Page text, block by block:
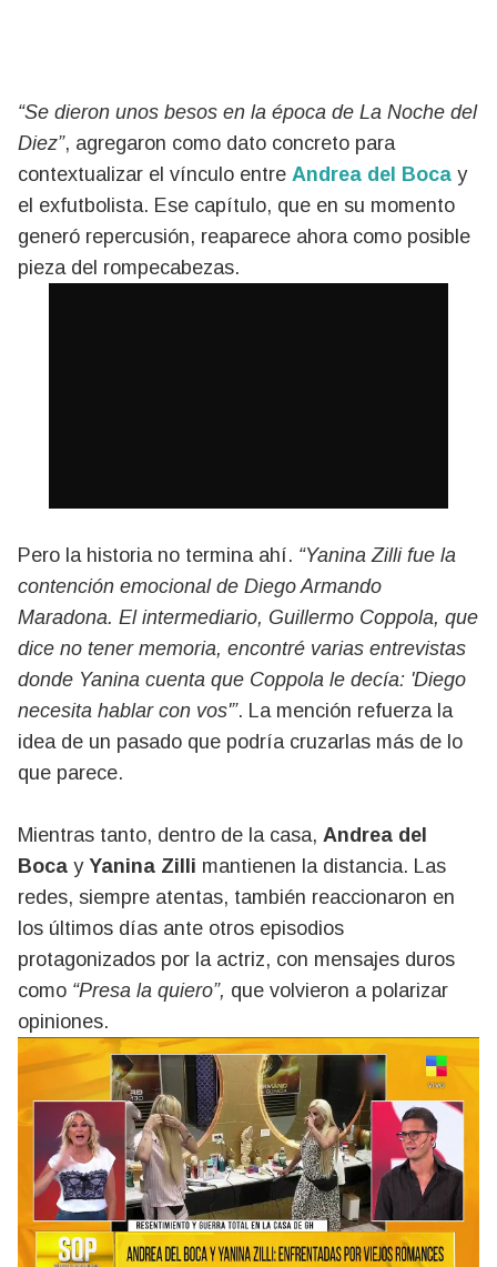
“Se dieron unos besos en la época de La Noche del
Diez”, agregaron como dato concreto para
contextualizar el vínculo entre Andrea del Boca y
el exfutbolista. Ese capítulo, que en su momento
generó repercusión, reaparece ahora como posible
pieza del rompecabezas.
Pero la historia no termina ahí. “Yanina Zilli fue la
contención emocional de Diego Armando
Maradona. El intermediario, Guillermo Coppola, que
dice no tener memoria, encontré varias entrevistas
donde Yanina cuenta que Coppola le decía: 'Diego
necesita hablar con vos'”. La mención refuerza la
idea de un pasado que podría cruzarlas más de lo
que parece.
Mientras tanto, dentro de la casa, Andrea del
Boca y Yanina Zilli mantienen la distancia. Las
redes, siempre atentas, también reaccionaron en
los últimos días ante otros episodios
protagonizados por la actriz, con mensajes duros
como “Presa la quiero”, que volvieron a polarizar
opiniones.